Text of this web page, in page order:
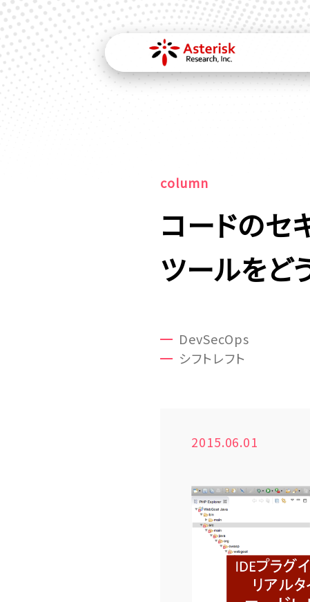
column
コードのセ
ツールをど
DevSecOps
シフトレフト
2015.06.01